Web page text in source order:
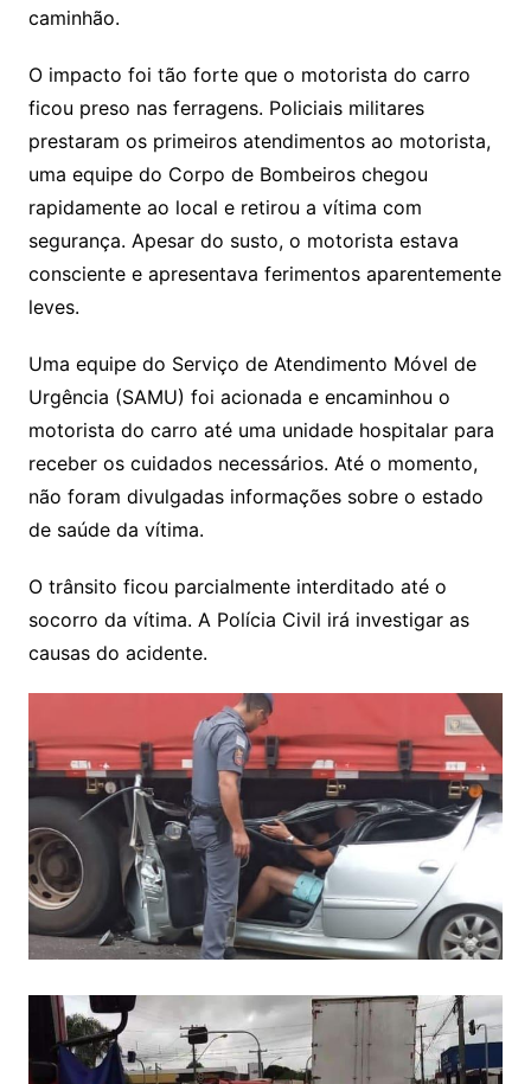
caminhão.
O impacto foi tão forte que o motorista do carro
ficou preso nas ferragens. Policiais militares
prestaram os primeiros atendimentos ao motorista,
uma equipe do Corpo de Bombeiros chegou
rapidamente ao local e retirou a vítima com
segurança. Apesar do susto, o motorista estava
consciente e apresentava ferimentos aparentemente
leves.
Uma equipe do Serviço de Atendimento Móvel de
Urgência (SAMU) foi acionada e encaminhou o
motorista do carro até uma unidade hospitalar para
receber os cuidados necessários. Até o momento,
não foram divulgadas informações sobre o estado
de saúde da vítima.
O trânsito ficou parcialmente interditado até o
socorro da vítima. A Polícia Civil irá investigar as
causas do acidente.